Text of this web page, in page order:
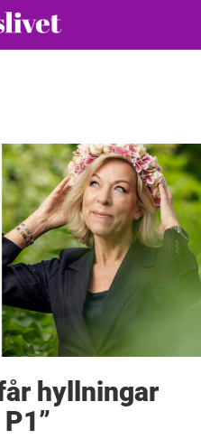
hyllningar